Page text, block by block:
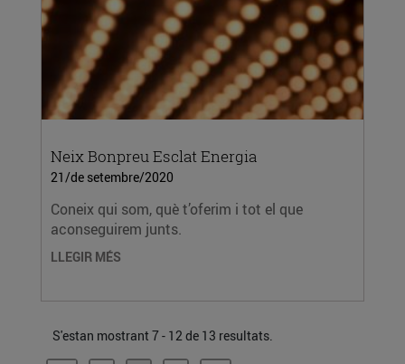
Neix Bonpreu Esclat Energia
21/de setembre/2020
Coneix qui som, què t’oferim i tot el que
aconseguirem junts.
LLEGIR MÉS
S'estan mostrant 7 - 12 de 13 resultats.